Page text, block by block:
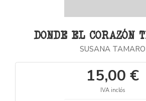
DONDE EL CORAZÓN
SUSANA TAMARO
15,00 €
IVA inclós